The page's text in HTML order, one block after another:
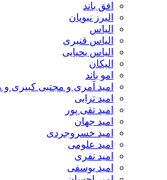
افق باند
البرز نبویان
الیاس
الیاس قنبرى
الیاس یحیایی
الیکان
امو باند
امید آمری و مجتبی کبیری
امید ترابی
امید تقی پور
امید جهان
امید خسروجردی
امید علومی
امید نفری
امید یوسفی